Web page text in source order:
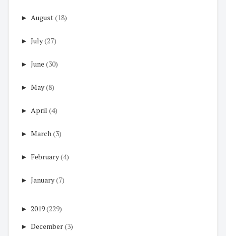
► August(18)
► July(27)
► June (30)
► May(8)
► April (4)
► March(3)
► February(4)
► January(7)
► 2019(229)
► December(3)